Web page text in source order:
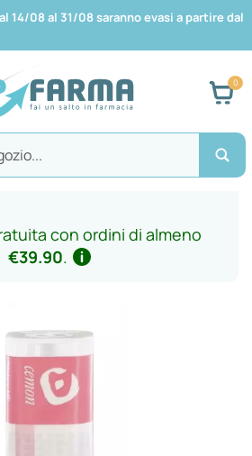
14/08 al 31/08 saranno evasi a partire dal
con ordini di almeno
€39.90.